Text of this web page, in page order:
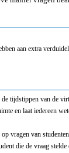
aan extra
tijdstippen van de
en laat iedereen
vragen van
die de vraag